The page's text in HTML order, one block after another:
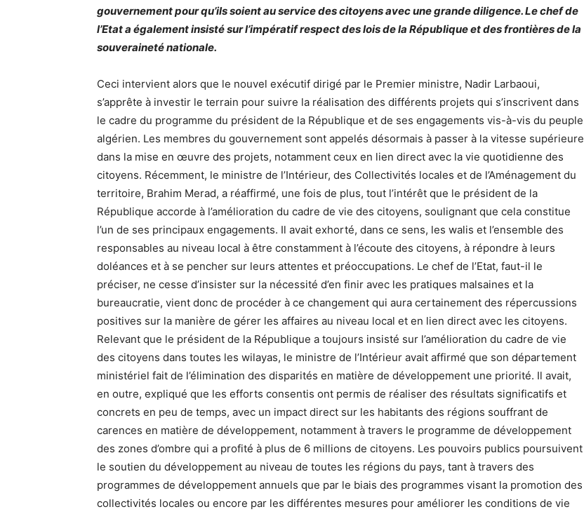
gouvernement pour qu’ils soient au service des citoyens avec une grande diligence. Le chef de
l’Etat a également insisté sur l’impératif respect des lois de la République et des frontières de la
souveraineté nationale.
Ceci intervient alors que le nouvel exécutif dirigé par le Premier ministre, Nadir Larbaoui,
s’apprête à investir le terrain pour suivre la réalisation des différents projets qui s’inscrivent dans
le cadre du programme du président de la République et de ses engagements vis-à-vis du peuple
algérien. Les membres du gouvernement sont appelés désormais à passer à la vitesse supérieure
dans la mise en œuvre des projets, notamment ceux en lien direct avec la vie quotidienne des
citoyens. Récemment, le ministre de l’Intérieur, des Collectivités locales et de l’Aménagement du
territoire, Brahim Merad, a réaffirmé, une fois de plus, tout l’intérêt que le président de la
République accorde à l’amélioration du cadre de vie des citoyens, soulignant que cela constitue
l’un de ses principaux engagements. Il avait exhorté, dans ce sens, les walis et l’ensemble des
responsables au niveau local à être constamment à l’écoute des citoyens, à répondre à leurs
doléances et à se pencher sur leurs attentes et préoccupations. Le chef de l’Etat, faut-il le
préciser, ne cesse d’insister sur la nécessité d’en finir avec les pratiques malsaines et la
bureaucratie, vient donc de procéder à ce changement qui aura certainement des répercussions
positives sur la manière de gérer les affaires au niveau local et en lien direct avec les citoyens.
Relevant que le président de la République a toujours insisté sur l’amélioration du cadre de vie
des citoyens dans toutes les wilayas, le ministre de l’Intérieur avait affirmé que son département
ministériel fait de l’élimination des disparités en matière de développement une priorité. Il avait,
en outre, expliqué que les efforts consentis ont permis de réaliser des résultats significatifs et
concrets en peu de temps, avec un impact direct sur les habitants des régions souffrant de
carences en matière de développement, notamment à travers le programme de développement
des zones d’ombre qui a profité à plus de 6 millions de citoyens. Les pouvoirs publics poursuivent
le soutien du développement au niveau de toutes les régions du pays, tant à travers des
programmes de développement annuels que par le biais des programmes visant la promotion des
collectivités locales ou encore par les différentes mesures pour améliorer les conditions de vie